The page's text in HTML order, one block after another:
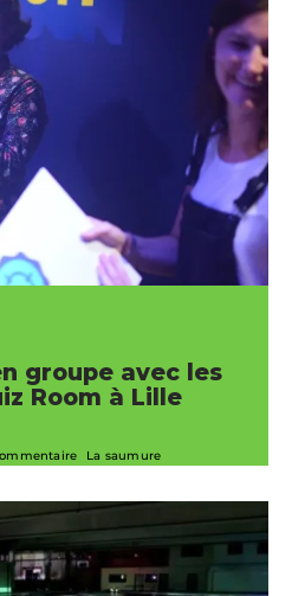
groupe avec les
Room à Lille
La saumure